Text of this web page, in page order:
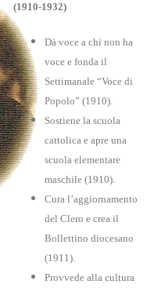
(1910-1932)
Dà voce a chi non ha
voce e fonda il
Settimanale “Voce di
Popolo” (1910).
Sostiene la scuola
cattolica e apre una
scuola elementare
maschile (1910).
Cura l’aggiornamento
del Clero e crea il
Bollettino diocesano
(1911).
Provvede alla cultura